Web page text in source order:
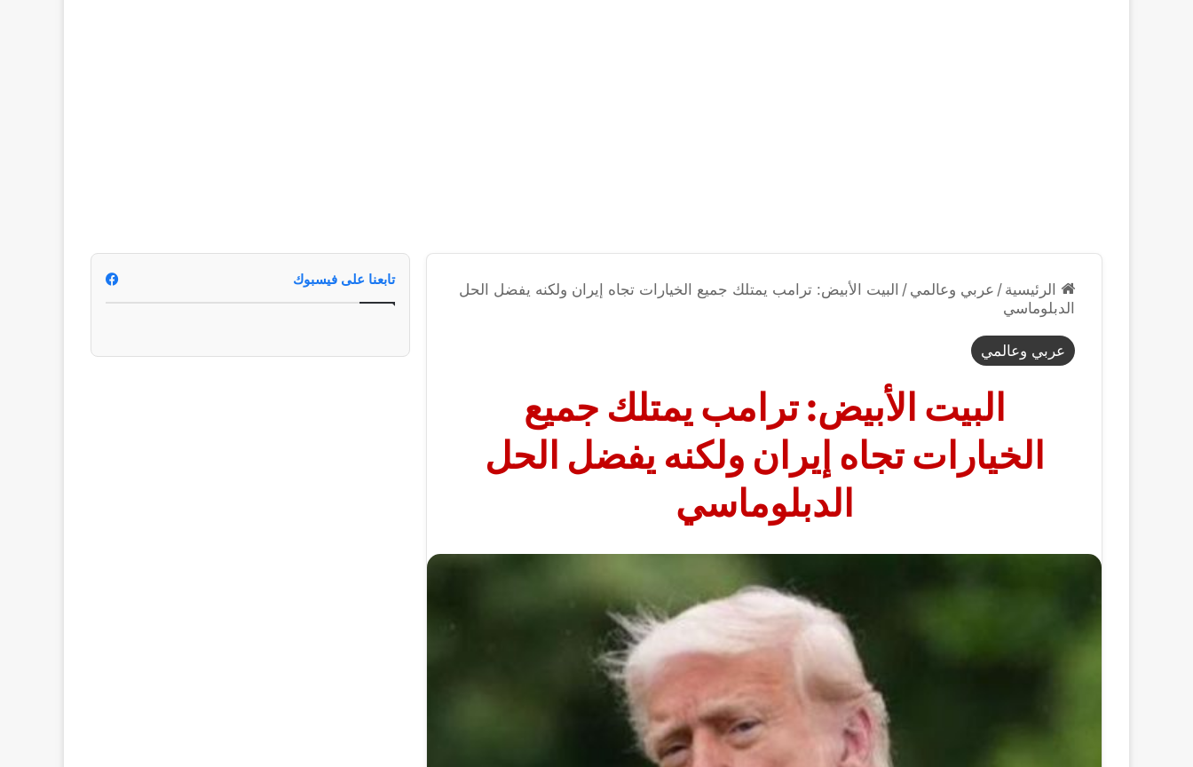
الرئيسية / عربي وعالمي / البيت الأبيض: ترامب يمتلك جميع الخيارات تجاه إيران ولكنه يفضل الحل
الدبلوماسي
عربي وعالمي
البيت الأبيض: ترامب يمتلك جميع
الخيارات تجاه إيران ولكنه يفضل الحل
الدبلوماسي
تابعنا على فيسبوك